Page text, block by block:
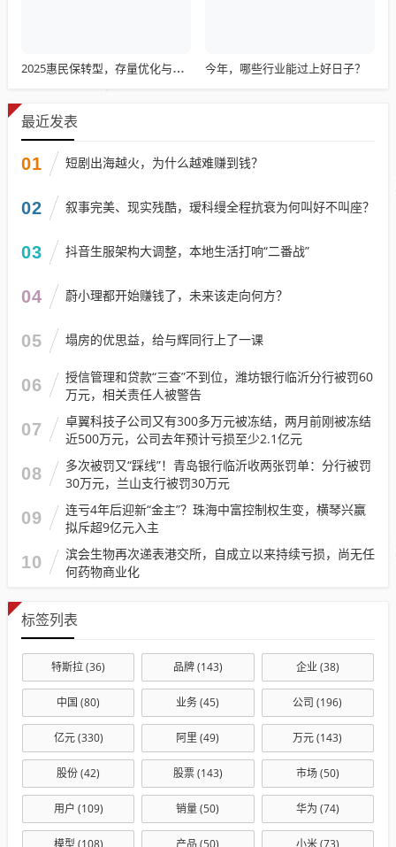
2025惠民保转型，存量优化与特药扩容策略探讨 今年，哪些行业能过上好日子？
最近发表
01 短剧出海越火，为什么越难赚到钱？
02 叙事完美、现实残酷，瑷科缦全程抗衰为何叫好不叫座？
03 抖音生服架构大调整，本地生活打响“二番战”
04 蔚小理都开始赚钱了，未来该走向何方？
05 塌房的优思益，给与辉同行上了一课
06
授信管理和贷款“三查”不到位，潍坊银行临沂分行被罚60
万元，相关责任人被警告
07
卓翼科技子公司又有300多万元被冻结，两月前刚被冻结
近500万元，公司去年预计亏损至少2.1亿元
08
多次被罚又“踩线”！青岛银行临沂收两张罚单：分行被罚
30万元，兰山支行被罚30万元
09
连亏4年后迎新“金主”？珠海中富控制权生变，横琴兴赢
拟斥超9亿元入主
10
滨会生物再次递表港交所，自成立以来持续亏损，尚无任
何药物商业化
标签列表
特斯拉(36) 品牌(143) 企业(38)
中国 (80) 业务(45) 公司 (196)
亿元(330) 阿里 (49) 万元(143)
股份(42) 股票(143) 市场(50)
用户 (109) 销量(50) 华为 (74)